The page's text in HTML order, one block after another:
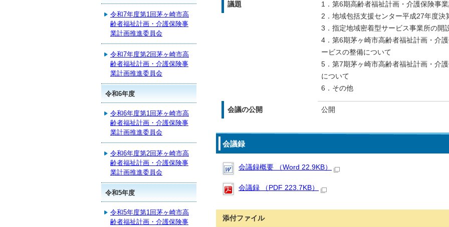
議題
1．第6期高齢者福祉計画・介護保険事
2．地域包括支援センター平成27年度決
3．指定地域密着型サービス事業所の開
4．第6期茅ヶ崎市高齢者福祉計画・介
ービスの整備について
5．第7期茅ヶ崎市高齢者福祉計画・介
について
6．その他
会議の公開 公開
会議録
会議録概要 （Word 22.9KB）
会議録 （PDF 223.7KB）
添付ファイル
令和7年度第1回茅ヶ崎市高
齢者福祉計画・介護保険事
業計画推進委員会
令和7年度第2回茅ヶ崎市高
齢者福祉計画・介護保険事
業計画推進委員会
令和6年度
令和6年度第1回茅ヶ崎市高
齢者福祉計画・介護保険事
業計画推進委員会
令和6年度第2回茅ヶ崎市高
齢者福祉計画・介護保険事
業計画推進委員会
令和5年度
令和5年度第1回茅ヶ崎市高
齢者福祉計画・介護保険事